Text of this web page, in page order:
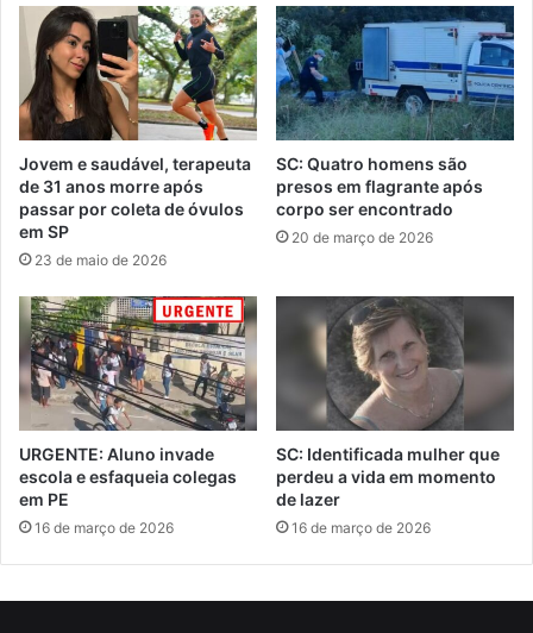
Jovem e saudável, terapeuta
de 31 anos morre após
passar por coleta de óvulos
em SP
23 de maio de 2026
SC: Quatro homens são
presos em flagrante após
corpo ser encontrado
20 de março de 2026
URGENTE: Aluno invade
escola e esfaqueia colegas
em PE
16 de março de 2026
SC: Identificada mulher que
perdeu a vida em momento
de lazer
16 de março de 2026